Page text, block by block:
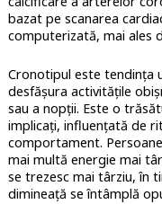
bazat pe scanarea
computerizată, mai ales
Cronotipul este tendința
desfășura activitățile
sau a nopții. Este o
implicați, influențată de
comportament.
mai multă energie mai
se trezesc mai târziu, în
dimineață se întâmplă